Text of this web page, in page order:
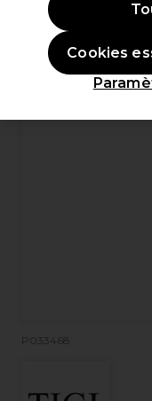
P033468
Cookies